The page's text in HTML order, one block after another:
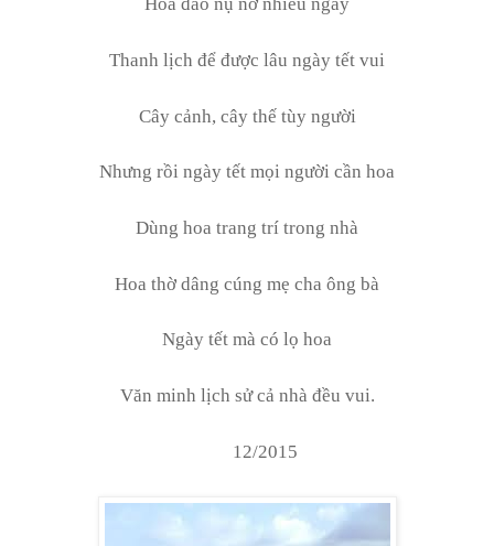
Thanh lịch để được lâu ngày tết vui
Cây cảnh, cây thế tùy người
Nhưng rồi ngày tết mọi người cần hoa
Dùng hoa trang trí trong nhà
Hoa thờ dâng cúng mẹ cha ông bà
Ngày tết mà có lọ hoa
Văn minh lịch sử cả nhà đều vui.
12/2015